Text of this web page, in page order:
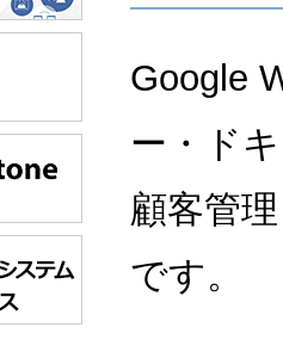
Google
ー・ド
顧客管
です。